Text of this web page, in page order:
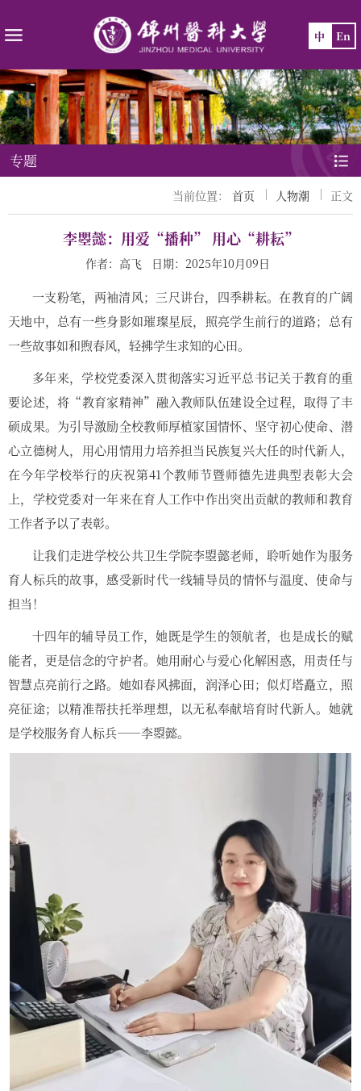
中 En
专题
当前位置： 首页 人物潮 正文
李瞾懿：用爱“播种” 用心“耕耘”
作者：高飞 日期：2025年10月09日
一支粉笔，两袖清风；三尺讲台，四季耕耘。在教育的广阔
天地中，总有一些身影如璀璨星辰，照亮学生前行的道路；总有
一些故事如和煦春风，轻拂学生求知的心田。
多年来，学校党委深入贯彻落实习近平总书记关于教育的重
要论述，将“教育家精神”融入教师队伍建设全过程，取得了丰
硕成果。为引导激励全校教师厚植家国情怀、坚守初心使命、潜
心立德树人，用心用情用力培养担当民族复兴大任的时代新人，
在今年学校举行的庆祝第41个教师节暨师德先进典型表彰大会
上，学校党委对一年来在育人工作中作出突出贡献的教师和教育
工作者予以了表彰。
让我们走进学校公共卫生学院李曌懿老师，聆听她作为服务
育人标兵的故事，感受新时代一线辅导员的情怀与温度、使命与
担当！
十四年的辅导员工作，她既是学生的领航者，也是成长的赋
能者，更是信念的守护者。她用耐心与爱心化解困惑，用责任与
智慧点亮前行之路。她如春风拂面，润泽心田；似灯塔矗立，照
亮征途；以精准帮扶托举理想，以无私奉献培育时代新人。她就
是学校服务育人标兵——李曌懿。